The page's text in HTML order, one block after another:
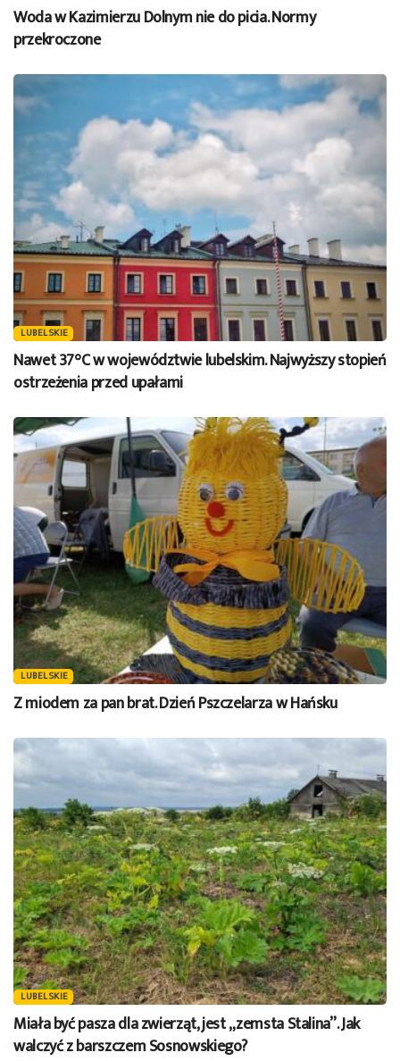
Woda w Kazimierzu Dolnym nie do picia. Normy
przekroczone
LUBELSKIE
Nawet 37°C w województwie lubelskim. Najwyższy stopień
ostrzeżenia przed upałami
LUBELSKIE
Z miodem za pan brat. Dzień Pszczelarza w Hańsku
LUBELSKIE
Miała być pasza dla zwierząt, jest „zemsta Stalina”. Jak
walczyć z barszczem Sosnowskiego?